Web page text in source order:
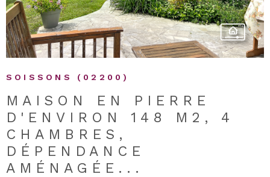
SOISSONS (02200)
MAISON EN PIERRE
D'ENVIRON 148 M2, 4
CHAMBRES,
DÉPENDANCE
AMÉNAGÉE...